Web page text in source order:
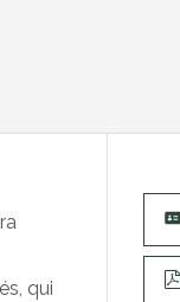
qui